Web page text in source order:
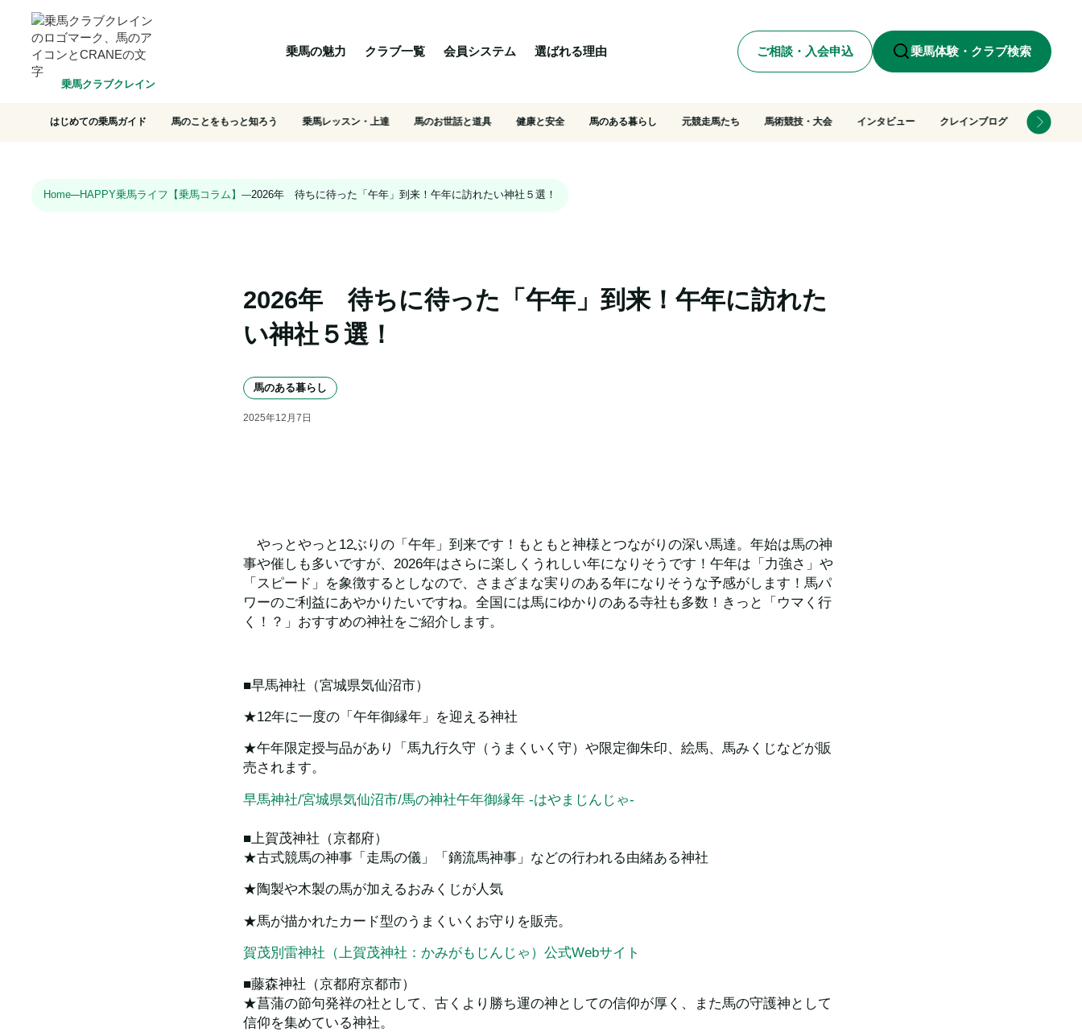
乗馬クラブクレイン
乗馬の魅力 クラブ一覧 会員システム 選ばれる理由 ご相談・入会申込 乗馬体験・クラブ検索
HOME 乗馬の魅力 クラブ一覧
はじめての乗馬ガイド 馬のことをもっと知ろう 乗馬レッスン・上達 馬のお世話と道具 健康と安全 馬のある暮らし 元競走馬たち 馬術競技・大会 インタビュー クレインブログ
Home HAPPY乗馬ライフ【乗馬コラム】 2026年 待ちに待った「午年」到来！午年に訪れたい神社５選！
2026年　待ちに待った「午年」到来！午年に訪れた
い神社５選！
馬のある暮らし
2025年12 月 7 日
やっとやっと12ぶりの「午年」到来です！もともと神様とつながりの深い馬達。年始は馬の神
事や催しも多いですが、2026年はさらに楽しくうれしい年になりそうです！午年は「力強さ」や
「スピード」を象徴するとしなので、さまざまな実りのある年になりそうな予感がします！馬パ
ワーのご利益にあやかりたいですね。全国には馬にゆかりのある寺社も多数！きっと「ウマく行
く！？」おすすめの神社をご紹介します。
■早馬神社（宮城県気仙沼市）
★12年に一度の「午年御縁年」を迎える神社
★午年限定授与品があり「馬九行久守（うまくいく守）や限定御朱印、絵馬、馬みくじなどが販
売されます。
早馬神社/宮城県気仙沼市/馬の神社午年御縁年 -はやまじんじゃ-
■上賀茂神社（京都府）
★古式競馬の神事「走馬の儀」「鏑流馬神事」などの行われる由緒ある神社
★陶製や木製の馬が加えるおみくじが人気
★馬が描かれたカード型のうまくいくお守りを販売。
賀茂別雷神社（上賀茂神社：かみがもじんじゃ）公式Webサイト
■藤森神社（京都府京都市）
★菖蒲の節句発祥の社として、古くより勝ち運の神としての信仰が厚く、また馬の守護神として
信仰を集めている神社。